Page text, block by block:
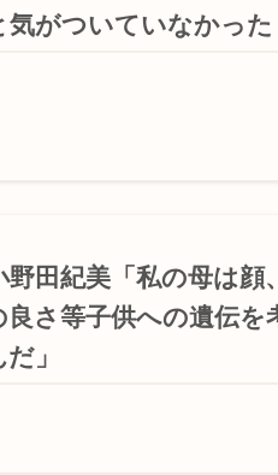
気がついていなかった
野田紀美「私の母は顔
良さ等子供への遺伝を
」